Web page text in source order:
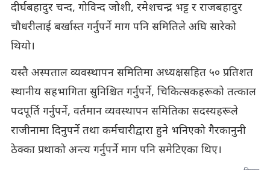
दीर्घबहादुर चन्द, गोविन्द जोशी, रमेशचन्द्र भट्ट र राजबहादुर
चौधरीलाई बर्खास्त गर्नुपर्ने माग पनि समितिले अघि सारेको
थियो।
यस्तै अस्पताल व्यवस्थापन समितिमा अध्यक्षसहित ५० प्रतिशत
स्थानीय सहभागिता सुनिश्चित गर्नुपर्ने, चिकित्सकहरूको तत्काल
पदपूर्ति गर्नुपर्ने, वर्तमान व्यवस्थापन समितिका सदस्यहरूले
राजीनामा दिनुपर्ने तथा कर्मचारीद्वारा हुने भनिएको गैरकानुनी
ठेक्का प्रथाको अन्त्य गर्नुपर्ने माग पनि समेटिएका थिए।